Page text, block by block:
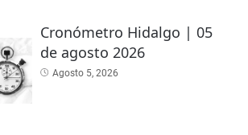
Cronómetro Hidalgo | 05
de agosto 2026
Agosto 5, 2026